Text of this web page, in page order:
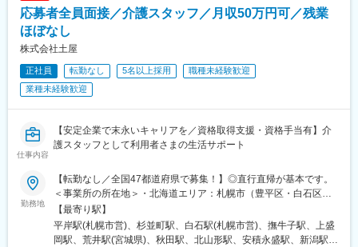
応募者全員面接／介護スタッフ／月収50万円可／残業
ほぼなし
株式会社土屋
正社員 転勤なし 5名以上採用
職種未経験歓迎
業種未経験歓迎
仕事内容
【安定企業で末永いキャリアを／資格取得支援・資格手当有】介
護スタッフとして利用者さまの生活サポート
勤務地
【転勤なし／全国47都道府県で募集！】◎直行直帰が基本です。
＜事業所の所在地＞・北海道エリア：札幌市（豊平区・白石区）
／函館市・東北エリア：岩手市／仙台市／秋田市／山形市／郡山
市／弘前市・関東エリア：茨城市／栃木市／高崎市／大宮市／習
志野市／板橋区／多摩市／相模原市／藤沢市／甲府市・東海エリ
【最寄り駅】
平岸駅(札幌市営)、杉並町駅、白石駅(札幌市営)、撫牛子駅、上盛
岡駅、荒井駅(宮城県)、秋田駅、北山形駅、安積永盛駅、新潟駅、